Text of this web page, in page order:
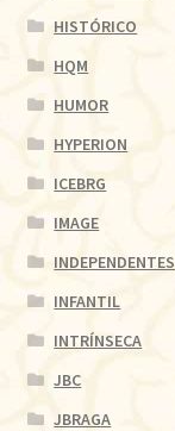
HISTÓRICO
HQM
HUMOR
HYPERION
ICEBRG
IMAGE
INDEPENDENTES
INFANTIL
INTRÍNSECA
JBC
JBRAGA